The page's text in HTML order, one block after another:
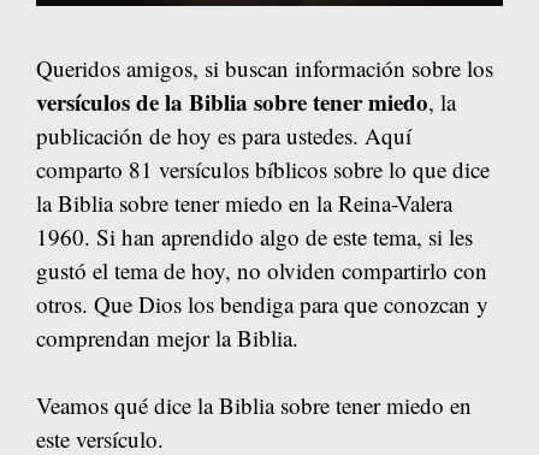
Queridos amigos, si buscan información sobre los
versículos de la Biblia sobre tener miedo, la
publicación de hoy es para ustedes. Aquí
comparto 81 versículos bíblicos sobre lo que dice
la Biblia sobre tener miedo en la Reina-Valera
1960. Si han aprendido algo de este tema, si les
gustó el tema de hoy, no olviden compartirlo con
otros. Que Dios los bendiga para que conozcan y
comprendan mejor la Biblia.
Veamos qué dice la Biblia sobre tener miedo en
este versículo.